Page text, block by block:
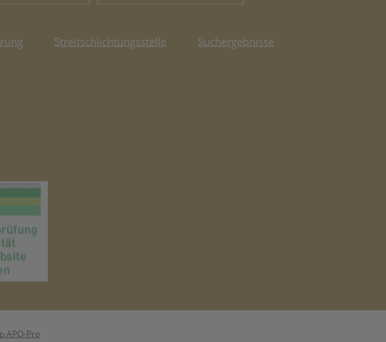
Streitschlichtungsstelle Suchergebnisse
APO-Pro